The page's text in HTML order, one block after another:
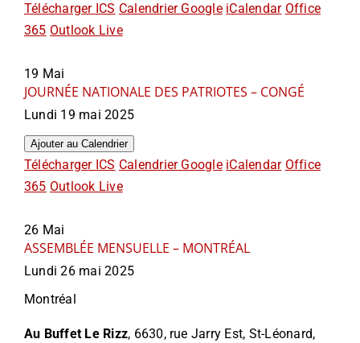
Télécharger ICS Calendrier Google iCalendar Office
365 Outlook Live
19 Mai
JOURNÉE NATIONALE DES PATRIOTES – CONGÉ
Lundi 19 mai 2025
Ajouter au Calendrier
Télécharger ICS Calendrier Google iCalendar Office
365 Outlook Live
26 Mai
ASSEMBLÉE MENSUELLE – MONTRÉAL
Lundi 26 mai 2025
Montréal
Au Buffet Le Rizz, 6630, rue Jarry Est, St-Léonard,